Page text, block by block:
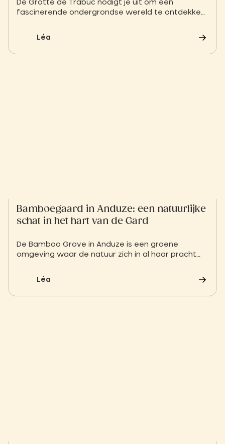
De Grotte de Trabuc nodigt je uit om een
fascinerende ondergrondse wereld te ontdekken.
natuurlijke curiosa verken je een unieke
Léa
Bamboegaard in Anduze: een natuurlijke
schat in het hart van de Gard
De Bamboo Grove in Anduze is een groene
omgeving waar de natuur zich in al haar pracht
thematuinen, maak een reis naar het hart van een
Léa